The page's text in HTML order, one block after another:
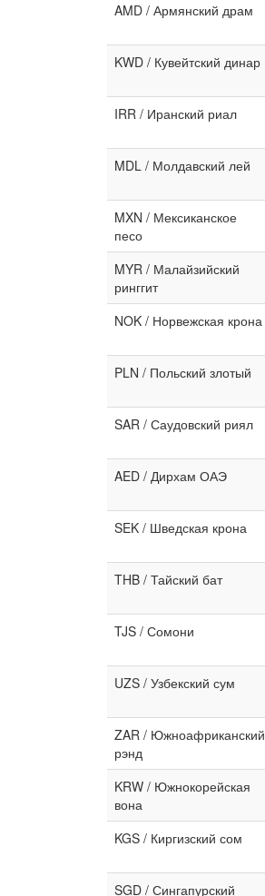
AMD / Армянский драм
KWD / Кувейтский динар
IRR / Иранский риал
MDL / Молдавский лей
MXN / Мексиканское
песо
MYR / Малайзийский
ринггит
NOK / Норвежская крона
PLN / Польский злотый
SAR / Саудовский риял
AED / Дирхам ОАЭ
SEK / Шведская крона
THB / Тайский бат
TJS / Сомони
UZS / Узбекский сум
ZAR / Южноафриканский
рэнд
KRW / Южнокорейская
вона
KGS / Киргизский сом
SGD / Сингапурский